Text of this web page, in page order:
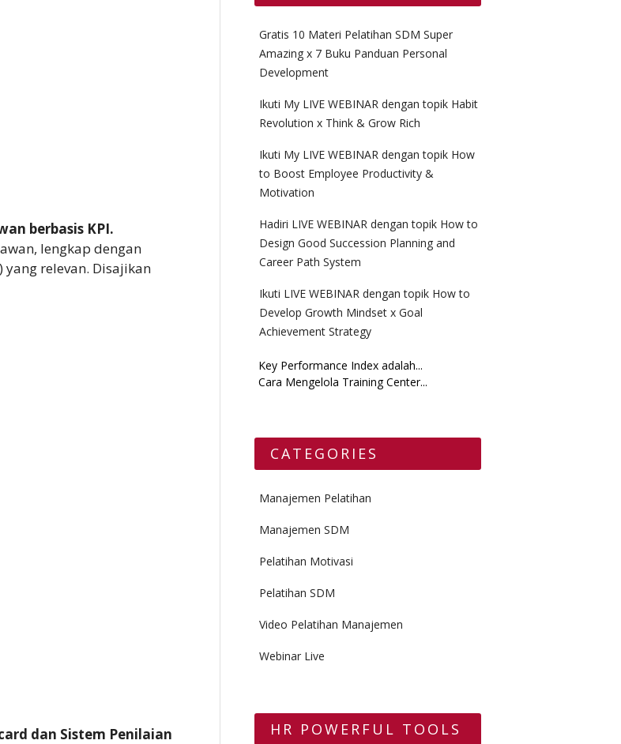
berbasis KPI.
lengkap dengan
relevan. Disajikan
dan Sistem Penilaian
Gratis 10 Materi Pelatihan SDM Super
Amazing x 7 Buku Panduan Personal
Development
Ikuti My LIVE WEBINAR dengan topik Habit
Revolution x Think & Grow Rich
Ikuti My LIVE WEBINAR dengan topik How
to Boost Employee Productivity &
Motivation
Hadiri LIVE WEBINAR dengan topik How to
Design Good Succession Planning and
Career Path System
Ikuti LIVE WEBINAR dengan topik How to
Develop Growth Mindset x Goal
Achievement Strategy
Key Performance Index adalah...
Cara Mengelola Training Center...
CATEGORIES
Manajemen Pelatihan
Manajemen SDM
Pelatihan Motivasi
Pelatihan SDM
Video Pelatihan Manajemen
Webinar Live
HR POWERFUL TOOLS